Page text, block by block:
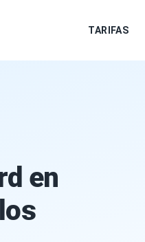
TARIFAS
en